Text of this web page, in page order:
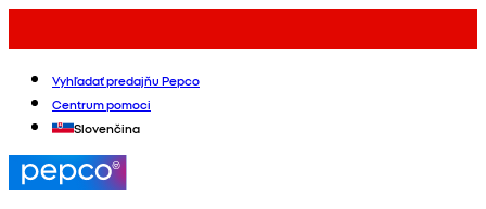
Vyhľadať predajňu Pepco
Centrum pomoci
Slovenčina